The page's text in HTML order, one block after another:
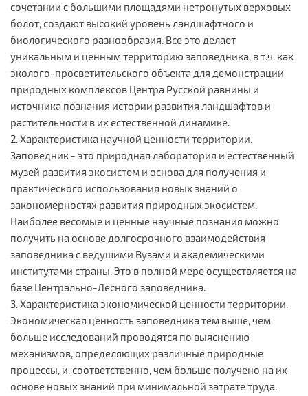
сочетании с большими площадями нетронутых верховых
болот, создают высокий уровень ландшафтного и
биологического разнообразия. Все это делает
уникальным и ценным территорию заповедника, в т.ч. как
эколого-просветительского объекта для демонстрации
природных комплексов Центра Русской равнины и
источника познания истории развития ландшафтов и
растительности в их естественной динамике.
2. Характеристика научной ценности территории.
Заповедник - это природная лаборатория и естественный
музей развития экосистем и основа для получения и
практического использования новых знаний о
закономерностях развития природных экосистем.
Наиболее весомые и ценные научные познания можно
получить на основе долгосрочного взаимодействия
заповедника с ведущими Вузами и академическими
институтами страны. Это в полной мере осуществляется на
базе Центрально-Лесного заповедника.
3. Характеристика экономической ценности территории.
Экономическая ценность заповедника тем выше, чем
больше исследований проводятся по выяснению
механизмов, определяющих различные природные
процессы, и, соответственно, чем больше получено на их
основе новых знаний при минимальной затрате труда.